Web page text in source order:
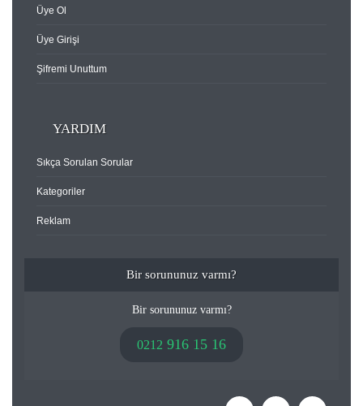
Üye Ol
Üye Girişi
Şifremi Unuttum
YARDIM
Sıkça Sorulan Sorular
Kategoriler
Reklam
Bir sorununuz varmı?
Bir sorununuz varmı?
0212 916 15 16